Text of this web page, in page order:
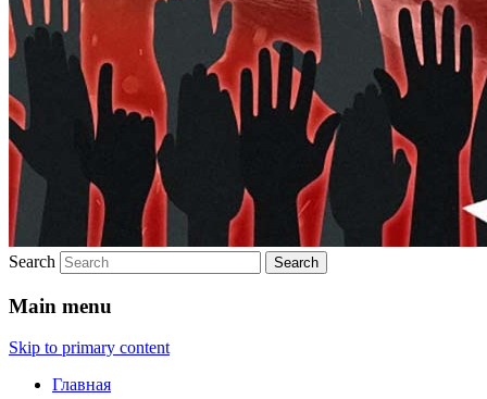
Search
Main menu
Skip to primary content
Главная